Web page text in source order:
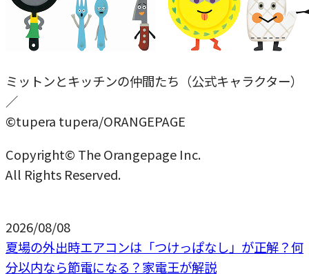
ミットンとキッチンの仲間たち（公式キャラクター）
／
©tupera tupera/ORANGEPAGE
Copyright© The Orangepage Inc.
All Rights Reserved.
2026/08/08
夏場の外出時エアコンは「つけっぱなし」が正解？何
分以内なら節電になる？家電王が解説